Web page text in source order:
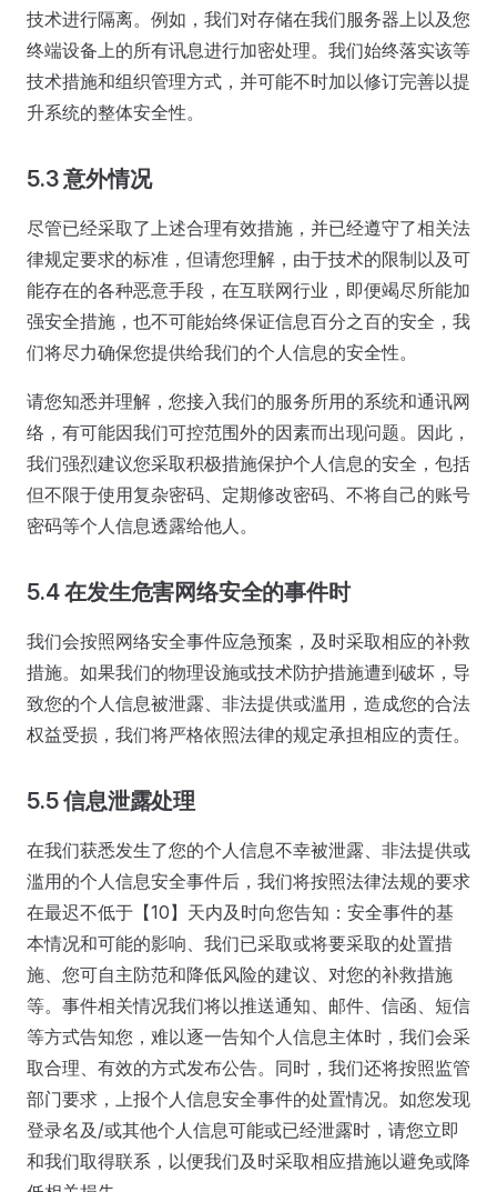
技术进行隔离。例如，我们对存储在我们服务器上以及您
终端设备上的所有讯息进行加密处理。我们始终落实该等
技术措施和组织管理方式，并可能不时加以修订完善以提
升系统的整体安全性。
5.3 意外情况
尽管已经采取了上述合理有效措施，并已经遵守了相关法
律规定要求的标准，但请您理解，由于技术的限制以及可
能存在的各种恶意手段，在互联网行业，即便竭尽所能加
强安全措施，也不可能始终保证信息百分之百的安全，我
们将尽力确保您提供给我们的个人信息的安全性。
请您知悉并理解，您接入我们的服务所用的系统和通讯网
络，有可能因我们可控范围外的因素而出现问题。因此，
我们强烈建议您采取积极措施保护个人信息的安全，包括
但不限于使用复杂密码、定期修改密码、不将自己的账号
密码等个人信息透露给他人。
5.4 在发生危害网络安全的事件时
我们会按照网络安全事件应急预案，及时采取相应的补救
措施。如果我们的物理设施或技术防护措施遭到破坏，导
致您的个人信息被泄露、非法提供或滥用，造成您的合法
权益受损，我们将严格依照法律的规定承担相应的责任。
5.5 信息泄露处理
在我们获悉发生了您的个人信息不幸被泄露、非法提供或
滥用的个人信息安全事件后，我们将按照法律法规的要求
在最迟不低于【10】天内及时向您告知：安全事件的基
本情况和可能的影响、我们已采取或将要采取的处置措
施、您可自主防范和降低风险的建议、对您的补救措施
等。事件相关情况我们将以推送通知、邮件、信函、短信
等方式告知您，难以逐一告知个人信息主体时，我们会采
取合理、有效的方式发布公告。同时，我们还将按照监管
部门要求，上报个人信息安全事件的处置情况。如您发现
登录名及/或其他个人信息可能或已经泄露时，请您立即
和我们取得联系，以便我们及时采取相应措施以避免或降